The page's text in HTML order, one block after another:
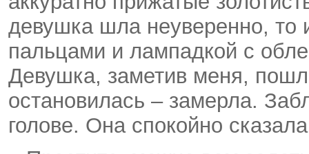
девушка шла неуверенно, то
пальцами и лампадкой с
Девушка, заметив меня,
остановилась – замерла.
голове. Она спокойно